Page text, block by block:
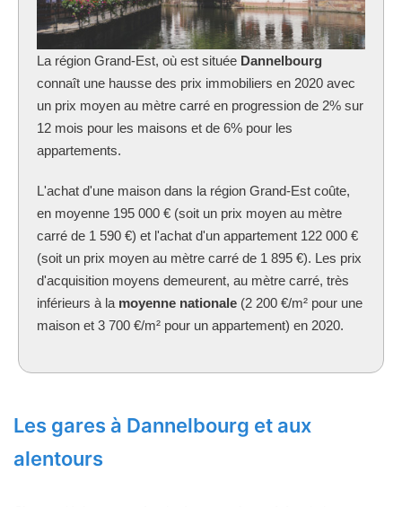
La région Grand-Est, où est située Dannelbourg
connaît une hausse des prix immobiliers en 2020 avec
un prix moyen au mètre carré en progression de 2% sur
12 mois pour les maisons et de 6% pour les
appartements.
L'achat d'une maison dans la région Grand-Est coûte,
en moyenne 195 000 € (soit un prix moyen au mètre
carré de 1 590 €) et l'achat d'un appartement 122 000 €
(soit un prix moyen au mètre carré de 1 895 €). Les prix
d'acquisition moyens demeurent, au mètre carré, très
inférieurs à la moyenne nationale (2 200 €/m² pour une
maison et 3 700 €/m² pour un appartement) en 2020.
Les gares à Dannelbourg et aux
alentours